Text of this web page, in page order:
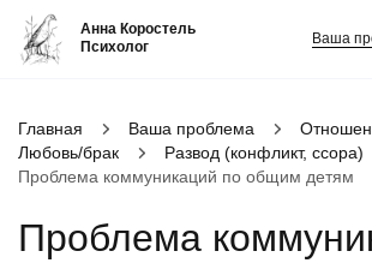
Анна Коростель
Психолог
Ваша
Абьюз
Агрессия
Детские травмы
Главная Ваша проблема
Любовь/брак
Развод (конфликт, ссора)
Проблема коммуникаций по общим детям
Проблема